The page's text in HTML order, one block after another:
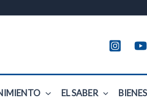
EL SABER